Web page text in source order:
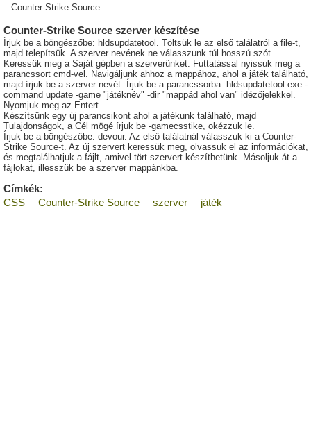
Counter-Strike Source
Counter-Strike Source szerver készítése
Írjuk be a böngészőbe: hldsupdatetool. Töltsük le az első találatról a file-t,
majd telepítsük. A szerver nevének ne válasszunk túl hosszú szót.
Keressük meg a Saját gépben a szerverünket. Futtatással nyissuk meg a
parancssort cmd-vel. Navigáljunk ahhoz a mappához, ahol a játék található,
majd írjuk be a szerver nevét. Írjuk be a parancssorba: hldsupdatetool.exe -
command update -game "játéknév" -dir "mappád ahol van" idézőjelekkel.
Nyomjuk meg az Entert.
Készítsünk egy új parancsikont ahol a játékunk található, majd
Tulajdonságok, a Cél mögé írjuk be -gamecsstike, okézzuk le.
Írjuk be a böngészőbe: devour. Az első találatnál válasszuk ki a Counter-
Strike Source-t. Az új szervert keressük meg, olvassuk el az információkat,
és megtalálhatjuk a fájlt, amivel tört szervert készíthetünk. Másoljuk át a
fájlokat, illesszük be a szerver mappánkba.
Címkék:
CSS
Counter-Strike Source szerver játék